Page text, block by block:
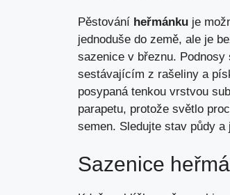
Pěstování heřmánku je
jednoduše do země, ale je
sazenice v březnu.
sestávajícím z rašeliny a
posypaná tenkou vrstvou
parapetu, protože světlo
semen. Sledujte stav půdy
Sazenice